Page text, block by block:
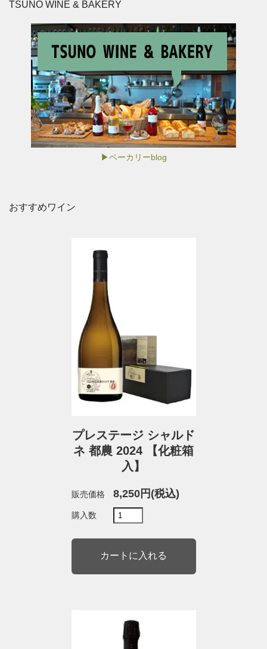
TSUNO WINE & BAKERY
▶ベーカリーblog
おすすめワイン
プレステージ シャルド
ネ 都農 2024 【化粧箱
入】
販売価格 8,250円(税込)
購入数